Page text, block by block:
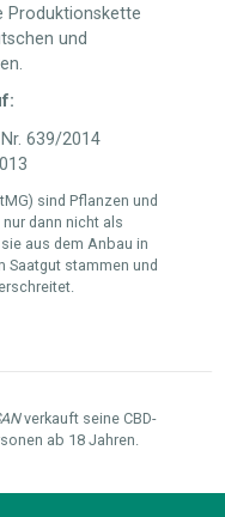
Produktionskette
und
639/2014
sind Pflanzen und
dann nicht als
aus dem Anbau in
Saatgut stammen und
verkauft seine CBD-
ab 18 Jahren.